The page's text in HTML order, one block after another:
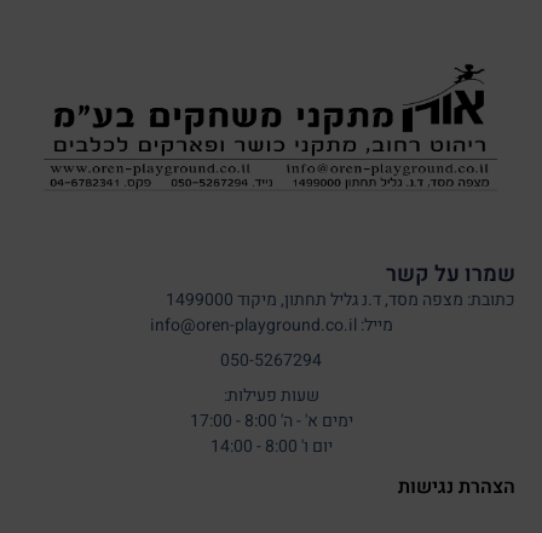
שמרו על קשר
כתובת: מצפה מסד, ד.נ גליל תחתון, מיקוד 1499000
מייל: info@oren-playground.co.il
050-5267294
שעות פעילות:
ימים א' - ה' 8:00 - 17:00
יום ו' 8:00 - 14:00
הצהרת נגישות